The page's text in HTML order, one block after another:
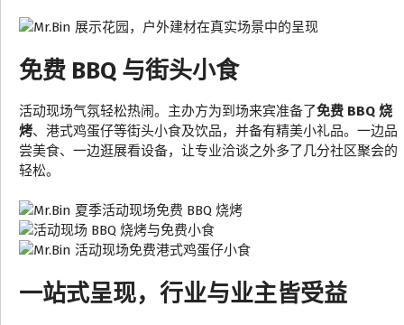
免费 BBQ 与街头小食
活动现场气氛轻松热闹。主办方为到场来宾准备了免费 BBQ 烧
烤、港式鸡蛋仔等街头小食及饮品，并备有精美小礼品。一边品
尝美食、一边逛展看设备，让专业洽谈之外多了几分社区聚会的
轻松。
一站式呈现，行业与业主皆受益